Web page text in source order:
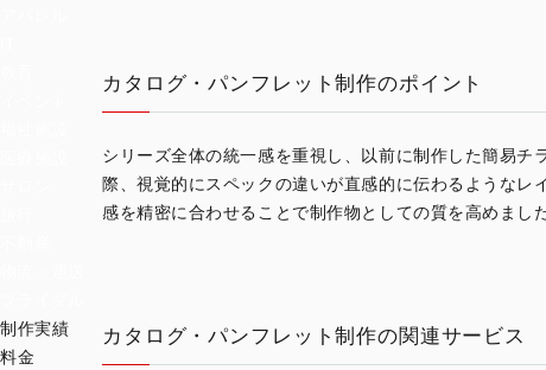
制作実績
料金
カタログ・パンフレット制作のポイント
シリーズ全体の統一感を重視し、以前に制作した簡易
際、視覚的にスペックの違いが直感的に伝わるような
感を精密に合わせることで制作物としての質を高めまし
カタログ・パンフレット制作の関連サービス